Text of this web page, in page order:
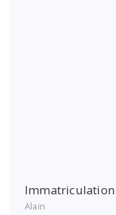
Immatriculation
Alain